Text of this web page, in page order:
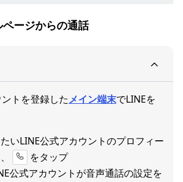
ージからの通話
トを登録したメイン端末でLINEを
いLINE公式アカウントのプロフィー
をタップ
公式アカウントが音声通話の設定を